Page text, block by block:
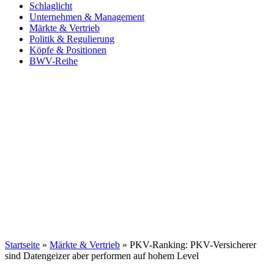
Schlaglicht
Unternehmen & Management
Märkte & Vertrieb
Politik & Regulierung
Köpfe & Positionen
BWV-Reihe
Startseite » Märkte & Vertrieb » PKV-Ranking: PKV-Versicherer
sind Datengeizer aber performen auf hohem Level